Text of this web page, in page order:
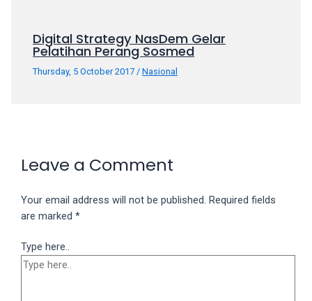
Digital Strategy NasDem Gelar
Pelatihan Perang Sosmed
Thursday, 5 October 2017 /Nasional
Leave a Comment
Your email address will not be published. Required fields
are marked*
Type here..